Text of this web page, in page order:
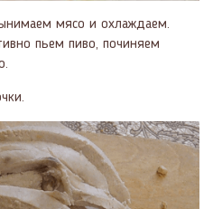
мясо и охлаждаем.
пьем пиво, починяем